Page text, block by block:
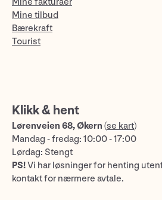
Mine tilbud
Bærekraft
Tourist
Klikk & hent
Lørenveien 68, Økern (se kart)
Mandag - fredag: 10:00 - 17:00
Lørdag: Stengt
PS!Vi har løsninger for henting
kontakt for nærmere avtale.